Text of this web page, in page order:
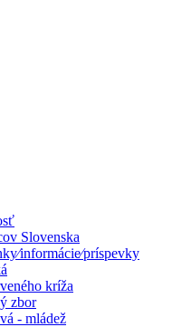
Slovenska
kríža
zbor
- mládež